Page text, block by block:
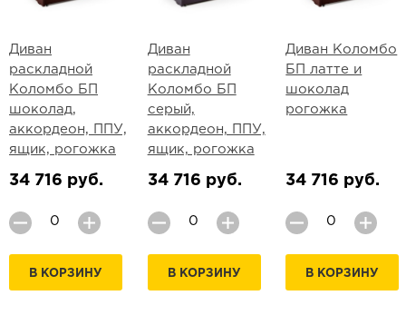
Диван
раскладной
Коломбо БП
шоколад,
аккордеон, ППУ,
ящик, рогожка
34 716 руб.
В КОРЗИНУ
Диван
раскладной
Коломбо БП
серый,
аккордеон, ППУ,
ящик, рогожка
34 716 руб.
В КОРЗИНУ
Диван Коломбо
БП латте и
шоколад
рогожка
34 716 руб.
В КОРЗИНУ